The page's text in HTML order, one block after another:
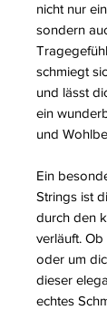
nicht nur
sondern
schmiegt
und lässt
ein
und
Ein
Strings ist
durch den
verläuft.
oder um
dieser
echtes